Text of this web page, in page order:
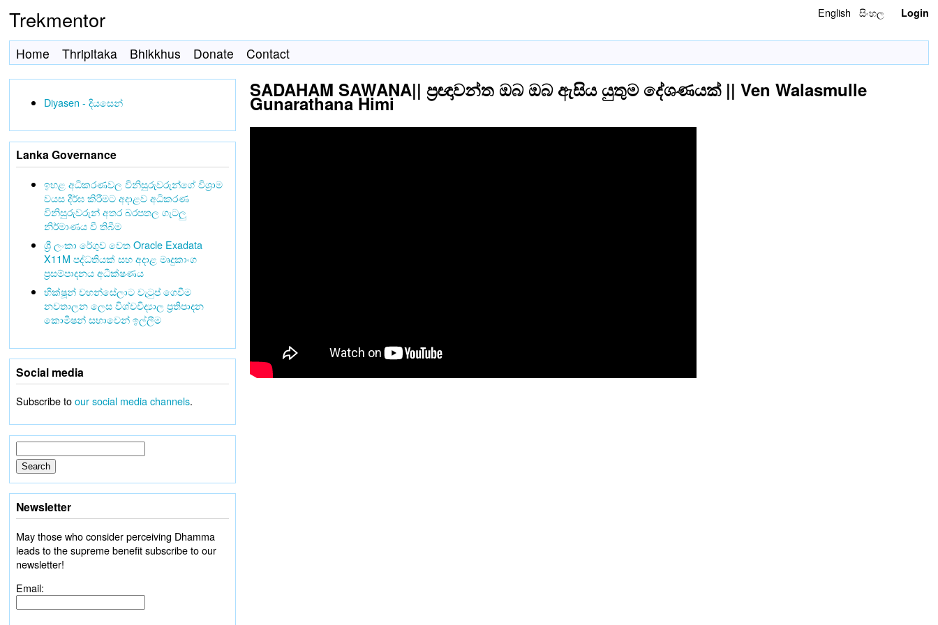
Trekmentor English සිංහල Login
Home Thripitaka Bhikkhus Donate Contact
SADAHAM SAWANA|| ප්‍රඥාවන්ත ඔබ ඔබ ඇසිය යුතුම දේශණයක් || Ven Walasmulle
Gunarathana Himi
Diyasen - දියසෙන්
Lanka Governance
ඉහළ අධිකරණවල විනිසුරුවරුන්ගේ විශ්‍රාම
වයස දීර්ඝ කිරීමට අදාළව අධිකරණ
විනිසුරුවරුන් අතර බරපතල ගැටලු
නිර්මාණය වී තිබීම
ශ්‍රී ලංකා රේගුව වෙත Oracle Exadata
X11M පද්ධතියක් සහ අදාළ මෘදුකාංග
ප්‍රසම්පාදනය අධීක්ෂණය
භික්ෂූන් වහන්සේලාට වැටුප් ගෙවීම
නවතාලන ලෙස විශ්වවිද්‍යාල ප්‍රතිපාදන
කොමිෂන් සභාවෙන් ඉල්ලීම
Social media
Subscribe toour social media channels.
Newsletter
May those who consider perceiving Dhamma
leads to the supreme benefit subscribe to our
newsletter!
Email: